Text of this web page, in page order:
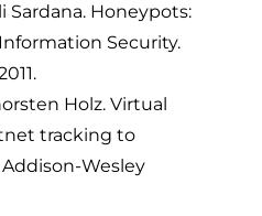
Sardana. Honeypots:
Security.
Holz. Virtual
tracking to
Wesley